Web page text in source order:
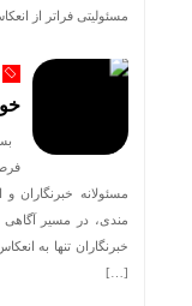
مسئولیتی فراتر از
مسئولانه خبرنگاران
مندی، در مسیر
خبرنگاران تنها به
[…]